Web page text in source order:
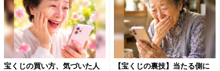
宝くじの買い方、気づいた人
【宝くじの裏技】当たる側に